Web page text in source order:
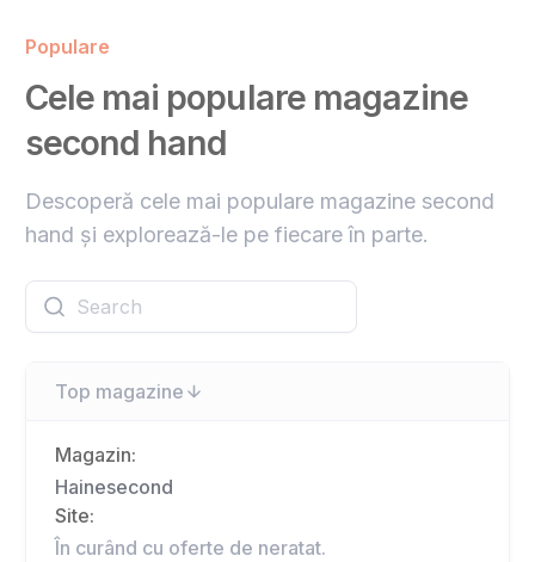
Populare
Cele mai populare magazine
second hand
Descoperă cele mai populare magazine second
hand și explorează-le pe fiecare în parte.
Top magazine
Magazin:
Hainesecond
Site:
În curând cu oferte de neratat.